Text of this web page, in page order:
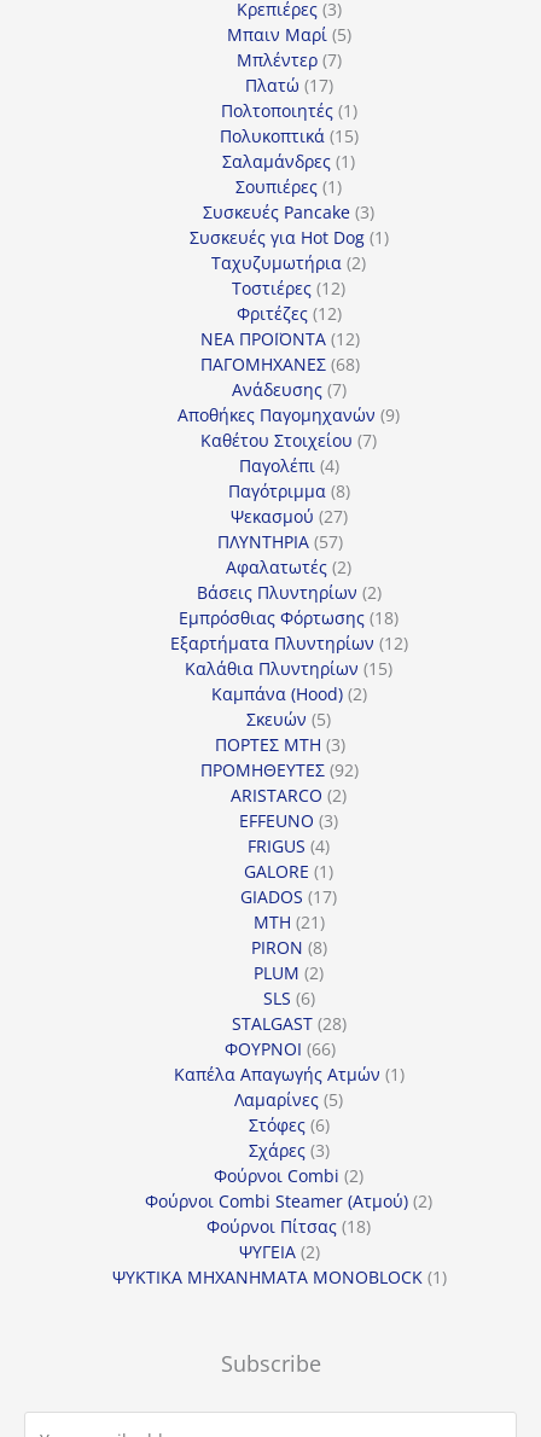
Κρεπιέρες 33
προϊόντα
Μπαιν Μαρί 55
Μπλέντερ 77
Πλατώ 1717
προϊόντα
Πολτοποιητές 11
προϊόν
Πολυκοπτικά 1515
προϊόντα
Σαλαμάνδρες 11
Σουπιέρες 11
προϊόν
Συσκευές Pancake 33
προϊόντα
Συσκευές για Hot Dog 11
Ταχυζυμωτήρια 22
Τοστιέρες 1212
προϊόντα
Φριτέζες 1212
προϊόντα
ΝΕΑ ΠΡΟΪΟΝΤΑ 1212
προϊόντα
ΠΑΓΟΜΗΧΑΝΕΣ 6868
Ανάδευσης 77
προϊόντα
Αποθήκες Παγομηχανών 99
Καθέτου Στοιχείου 77
Παγολέπι 44
προϊόντα
Παγότριμμα 88
προϊόντα
Ψεκασμού 2727
προϊόντα
ΠΛΥΝΤΗΡΙΑ 5757
προϊόντα
Αφαλατωτές 22
προϊόντα
Βάσεις Πλυντηρίων 22
προϊόντα
Εμπρόσθιας Φόρτωσης 1818
προϊόντα
Εξαρτήματα Πλυντηρίων 1212
Καλάθια Πλυντηρίων 1515
Καμπάνα (Hood) 22
Σκευών 55
προϊόντα
ΠΟΡΤΕΣ MTH 33
προϊόντα
ΠΡΟΜΗΘΕΥΤΕΣ 9292
ARISTARCO 22
EFFEUNO 33
FRIGUS 44
προϊόντα
GALORE 11
προϊόν
GIADOS 1717
MTH 2121
προϊόντα
PIRON 88
προϊόντα
PLUM 22
SLS 66
προϊόντα
STALGAST 2828
ΦΟΥΡΝΟΙ 6666
προϊόντα
Καπέλα Απαγωγής Ατμών 11
Λαμαρίνες 55
Στόφες 66
προϊόντα
Σχάρες 33
προϊόντα
Φούρνοι Combi 22
προϊόντα
Φούρνοι Combi Steamer (Ατμού) 22
Φούρνοι Πίτσας 1818
ΨΥΓΕΙΑ 22
προϊόντα
ΨΥΚΤΙΚΑ ΜΗΧΑΝΗΜΑΤΑ MONOBLOCK 11
Subscribe